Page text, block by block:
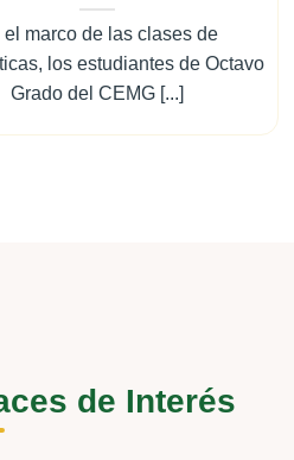
el marco de las clases de
los estudiantes de Octavo
Grado del CEMG [...]
de Interés